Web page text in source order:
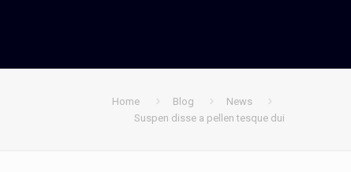
Home Blog
News
Suspen disse a pellen tesque dui